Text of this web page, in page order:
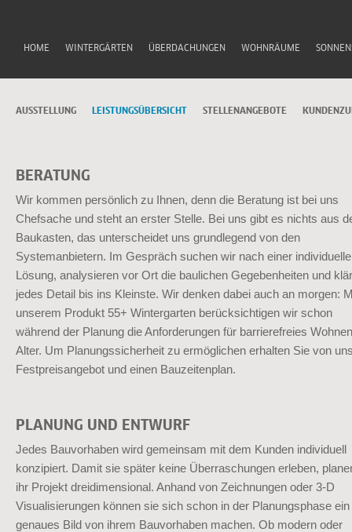
HOME WINTERGÄRTEN ÜBERDACHUNGEN WOHNRÄUME
AUSSTELLUNG LEISTUNGSÜBERSICHT STELLENANGEBOTE
BERATUNG
Wir kommen persönlich zu Ihnen, denn die Beratung ist bei uns
Chefsache und steht an erster Stelle. Bei uns gibt es nichts aus
Baukasten, das unterscheidet uns grundlegend von den
Systemanbietern. Im Gespräch suchen wir nach einer
Lösung, analysieren vor Ort die baulichen Gegebenheiten und
jedes Detail bis ins Kleinste. Wir denken dabei auch an morgen:
unserem Produkt 55+ Wintergarten berücksichtigen wir schon
während der Planung die Anforderungen für barrierefreies
Alter. Um Planungssicherheit zu ermöglichen erhalten Sie von
Festpreisangebot und einen Bauzeitenplan.
PLANUNG UND ENTWURF
Jedes Bauvorhaben wird gemeinsam mit dem Kunden individuell
konzipiert. Damit sie später keine Überraschungen erleben,
ihr Projekt dreidimensional. Anhand von Zeichnungen oder 3-D
Visualisierungen können sie sich schon in der Planungsphase ein
genaues Bild von ihrem Bauvorhaben machen. Ob modern oder